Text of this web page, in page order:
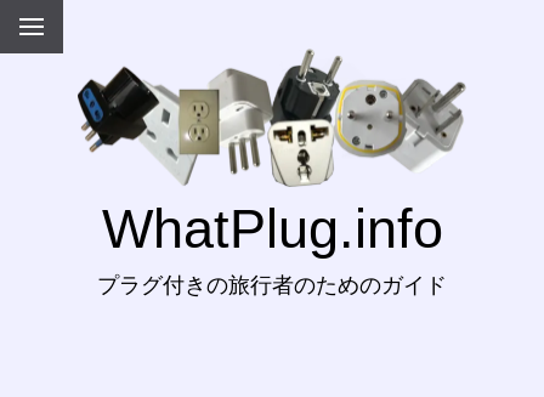
WhatPlug.info
プラグ付きの旅行者のためのガイド